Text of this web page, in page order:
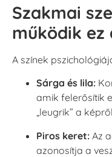
Szakmai
működik
A színek
Sárga és lila:
amik felerősítik
„leugrik” a
Piros keret: Az
azonosítja a